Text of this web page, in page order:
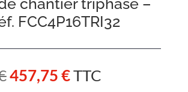
chantier triphasé –
FCC4P16TRI32
Le
457,75€Le
TTC